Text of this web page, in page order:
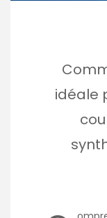
idéale